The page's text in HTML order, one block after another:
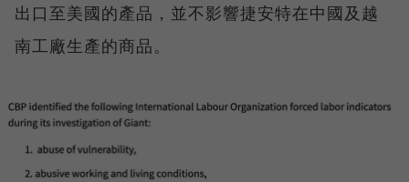
出口至美國的產品，並不影響捷安特在中國及越
南工廠生產的商品。